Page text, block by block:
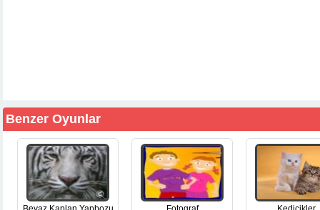
Benzer Oyunlar